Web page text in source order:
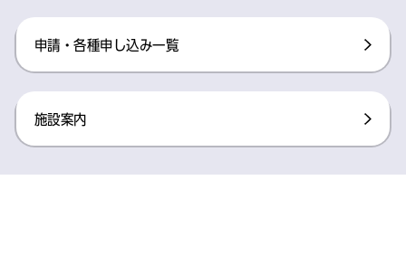
申請・各種申し込み一覧
施設案内